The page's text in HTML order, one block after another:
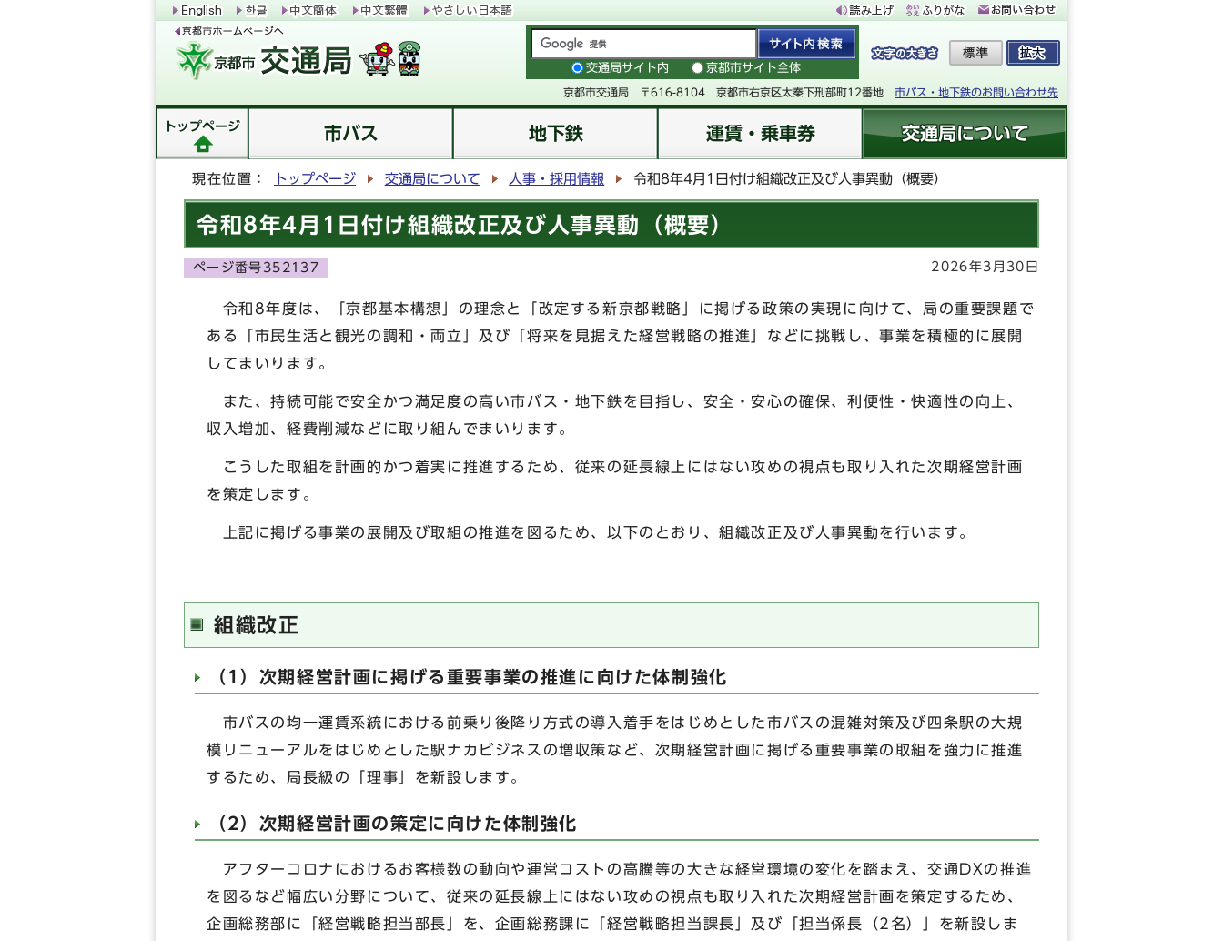
交通局サイト内 京都市サイト全体
京都市交通局 〒616-8104 京都市右京区太秦下刑部町12番地 市バス・地下鉄のお問い合わせ先
トップページ 市バス 地下鉄 運賃・乗車券 交通局について
現在位置： トップページ 交通局について 人事・採用情報 令和8年4月1日付け組織改正及び人事異動（概要）
令和8年4月1日付け組織改正及び人事異動（概要）
ページ番号352137 2026年3月30日
令和8年度は、「京都基本構想」の理念と「改定する新京都戦略」に掲げる政策の実現に向けて、局の重要課題で
ある「市民生活と観光の調和・両立」及び「将来を見据えた経営戦略の推進」などに挑戦し、事業を積極的に展開
してまいります。
また、持続可能で安全かつ満足度の高い市バス・地下鉄を目指し、安全・安心の確保、利便性・快適性の向上、
収入増加、経費削減などに取り組んでまいります。
こうした取組を計画的かつ着実に推進するため、従来の延長線上にはない攻めの視点も取り入れた次期経営計画
を策定します。
上記に掲げる事業の展開及び取組の推進を図るため、以下のとおり、組織改正及び人事異動を行います。
組織改正
（1）次期経営計画に掲げる重要事業の推進に向けた体制強化
市バスの均一運賃系統における前乗り後降り方式の導入着手をはじめとした市バスの混雑対策及び四条駅の大規
模リニューアルをはじめとした駅ナカビジネスの増収策など、次期経営計画に掲げる重要事業の取組を強力に推進
するため、局長級の「理事」を新設します。
（2）次期経営計画の策定に向けた体制強化
アフターコロナにおけるお客様数の動向や運営コストの高騰等の大きな経営環境の変化を踏まえ、交通DXの推進
を図るなど幅広い分野について、従来の延長線上にはない攻めの視点も取り入れた次期経営計画を策定するため、
企画総務部に「経営戦略担当部長」を、企画総務課に「経営戦略担当課長」及び「担当係長（2名）」を新設しま